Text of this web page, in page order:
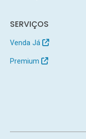
SERVIÇOS
Venda Já
Premium